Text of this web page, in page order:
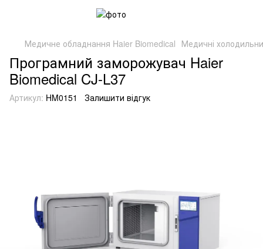
Медичне обладнання Haier Biomedical Медичні
Програмний заморожувач Haier
Biomedical CJ-L37
Артикул: HM0151 Залишити відгук